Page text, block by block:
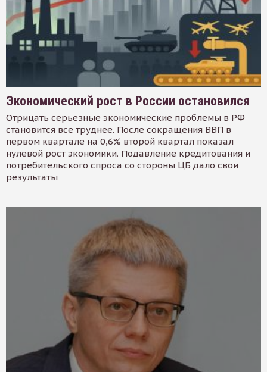
Экономический рост в России остановился
Отрицать серьезные экономические проблемы в РФ
становится все труднее. После сокращения ВВП в
первом квартале на 0,6% второй квартал показал
нулевой рост экономики. Подавление кредитования и
потребительского спроса со стороны ЦБ дало свои
результаты